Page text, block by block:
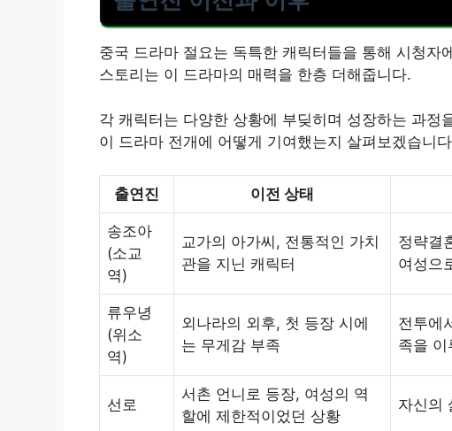
중국 드라마 절요는 독특한 캐릭터들을 통해 시청자
스토리는 이 드라마의 매력을 한층 더해줍니다.
각 캐릭터는 다양한 상황에 부딪히며 성장하는 과정
이 드라마 전개에 어떻게 기여했는지 살펴보겠습니
출연진 이전 상태
송조아
(소교
역)
교가의 아가씨, 전통적인 가치
관을 지닌 캐릭터
정략결
여성으
류우녕
(위소
역)
외나라의 외후, 첫 등장 시에
는 무게감 부족
전투에
족을 이
선로
서촌 언니로 등장, 여성의 역
할에 제한적이었던 상황
자신의